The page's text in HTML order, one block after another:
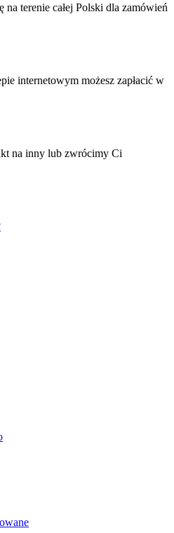
terenie całej Polski dla zamówień
internetowym możesz zapłacić w
na inny lub zwrócimy Ci